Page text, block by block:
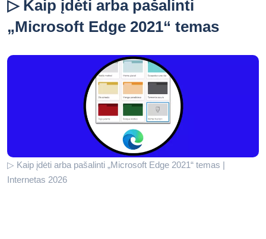
▷ Kaip įdėti arba pašalinti
„Microsoft Edge 2021“ temas
▷ Kaip įdėti arba pašalinti „Microsoft Edge 2021“ temas |
Internetas 2026